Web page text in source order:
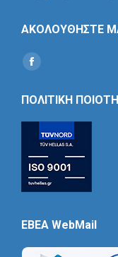
ΑΚΟΛΟΥΘΗΣΤΕ
Find us on:
Social
ΠΟΛΙΤΙΚΗ
EBEA WebMail